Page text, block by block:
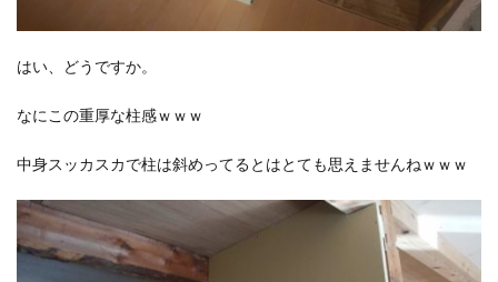
はい、どうですか。
なにこの重厚な柱感ｗｗｗ
中身スッカスカで柱は斜めってるとはとても思えませんねｗｗｗ